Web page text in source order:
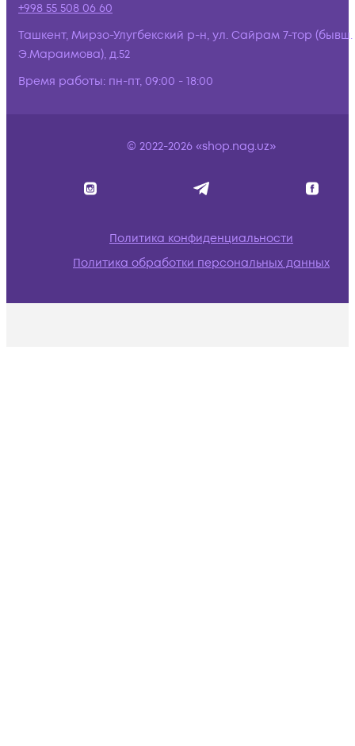
+998 55 508 06 60
Ташкент, Мирзо-Улугбекский р-н, ул. Сайрам 7-тор (бывш.
Э.Мараимова), д.52
Время работы: пн-пт, 09:00 - 18:00
© 2022-2026 «shop.nag.uz»
Политика конфиденциальности
Политика обработки персональных данных